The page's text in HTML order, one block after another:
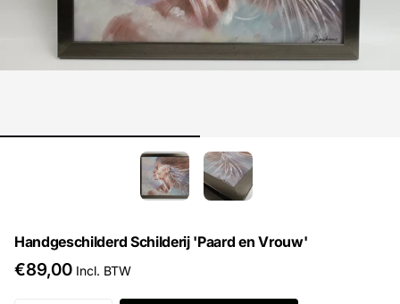
Handgeschilderd Schilderij 'Paard en Vrouw'
€89,00 Incl. BTW